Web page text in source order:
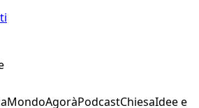
MondoAgoràPodcastChiesaIdee e